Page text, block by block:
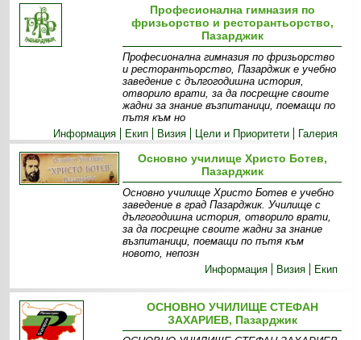
Професионална гимназия по
фризьорство и ресторантьорство,
Пазарджик
Професионална гимназия по фризьорство
и ресторантьорство, Пазарджик е учебно
заведение с дългогодишна история,
отворило врати, за да посрещне своите
жадни за знание възпитаници, поемащи по
пътя към но
Информация
Екип Визия Цели и Приоритети Галерия
Основно училище Христо Ботев,
Пазарджик
Основно училище Христо Ботев е учебно
заведение в град Пазарджик. Училище с
дългогодишна история, отворило врати,
за да посрещне своите жадни за знание
възпитаници, поемащи по пътя към
новото, непозн
Информация
Визия Екип
ОСНОВНО УЧИЛИЩЕ СТЕФАН
ЗАХАРИЕВ, Пазарджик